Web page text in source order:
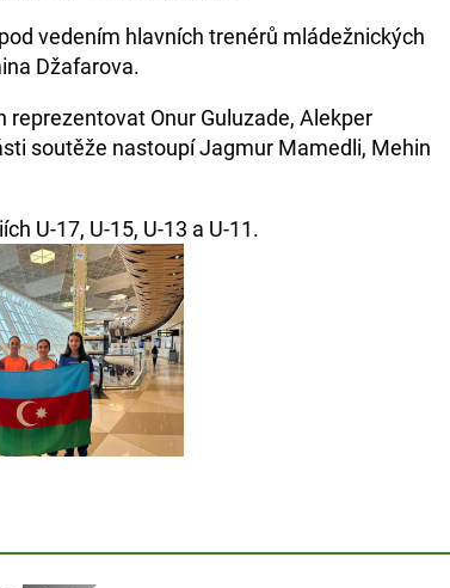
vedením hlavních trenérů mládežnických
Džafarova.
Onur Guluzade, Alekper
soutěže nastoupí Jagmur Mamedli, Mehin
U-17, U-15, U-13 a U-11.